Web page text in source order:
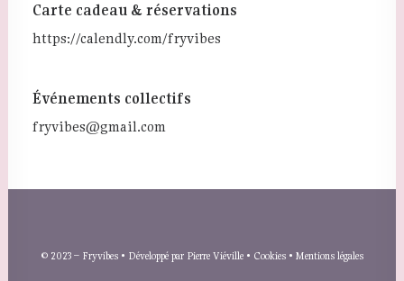
Carte cadeau & réservations
https://calendly.com/fryvibes
Événements collectifs
fryvibes@gmail.com
© 2023 – Fryvibes• Développé par Pierre Viéville• Cookies• Mentions légales